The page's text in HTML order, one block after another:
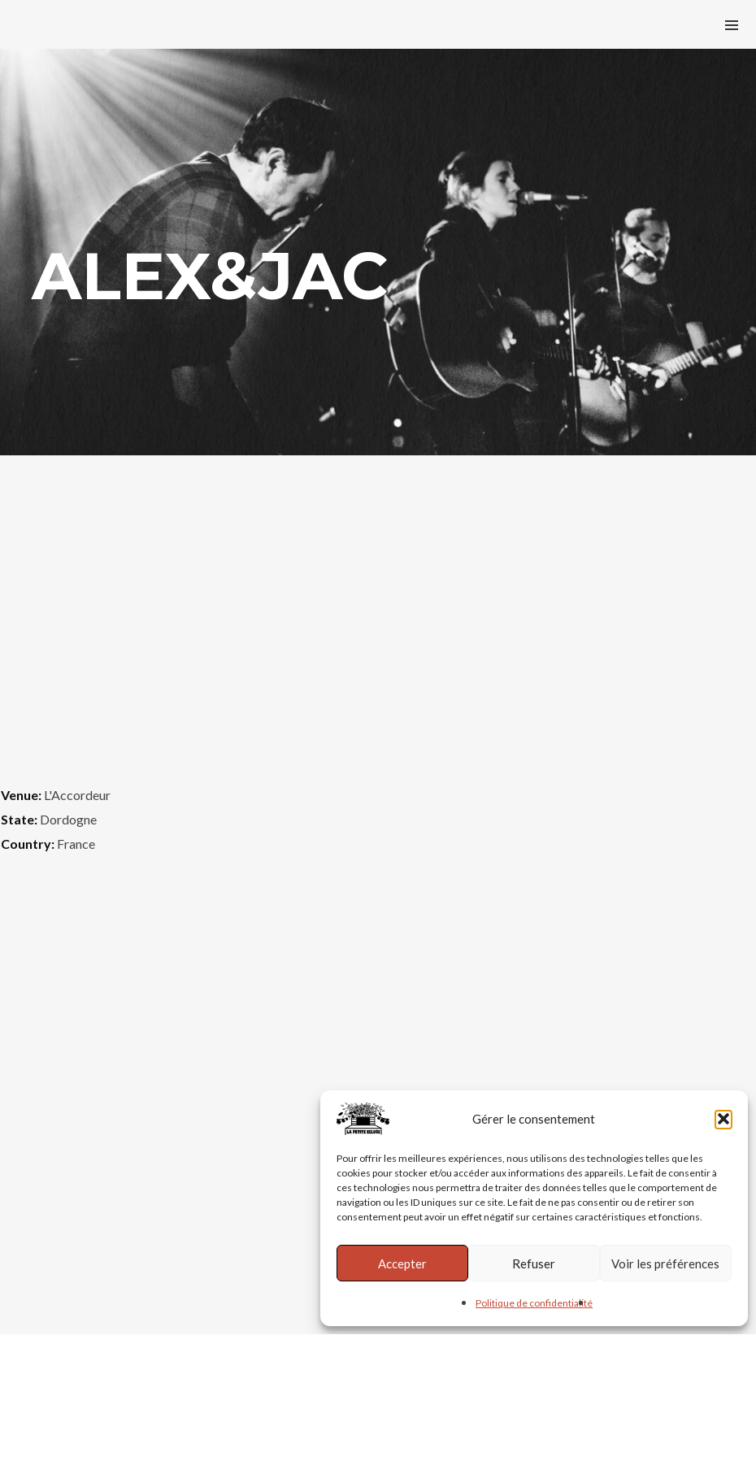
Gérer le consentement
Pour offrir les meilleures expériences, nous utilisons des technologies telles que les
cookies pour stocker et/ou accéder aux informations des appareils. Le fait de consentir à
ces technologies nous permettra de traiter des données telles que le comportement de
navigation ou les ID uniques sur ce site. Le fait de ne pas consentir ou de retirer son
consentement peut avoir un effet négatif sur certaines caractéristiques et fonctions.
Accepter Refuser Voir les préférences
Politique de confidentialité
ALEX&JAC
Venue: L'Accordeur
State: Dordogne
Country: France